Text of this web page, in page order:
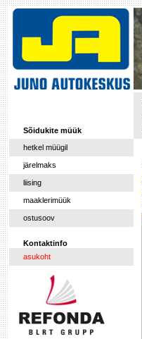
Sõidukite müük
hetkel müügil
järelmaks
liising
maaklerimüük
ostusoov
Kontaktinfo
asukoht